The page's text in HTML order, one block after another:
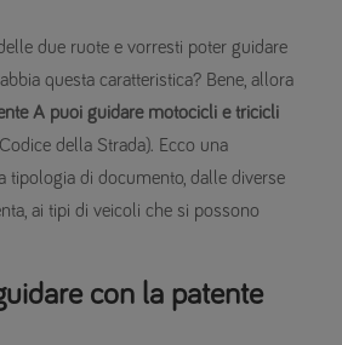
due ruote e vorresti poter guidare
questa caratteristica? Bene, allora
A puoi guidare motocicli e tricicli
della Strada). Ecco una
tipologia di documento, dalle diverse
ai tipi di veicoli che si possono
con la patente